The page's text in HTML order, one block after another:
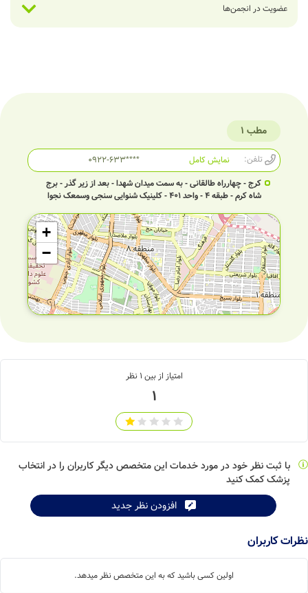
عضویت در انجمن‌ها
مطب 1
تلفن: ۰۹۲۲-۶۳۳****
نمایش کامل
کرج - چهارراه طالقانی - به سمت میدان شهدا - بعد از زیر گذر - برج
شاه کرم - طبقه 4 - واحد 401 - کلینیک شنوایی سنجی وسمعک نجوا
+
−
OpenStreetMapcontributors
امتیاز از بین 1 نظر
1
با ثبت نظر خود در مورد خدمات این متخصص دیگر کاربران را در انتخاب
پزشک کمک کنید
افزودن نظر جدید
نظرات کاربران
اولین کسی باشید که به این متخصص نظر میدهد.